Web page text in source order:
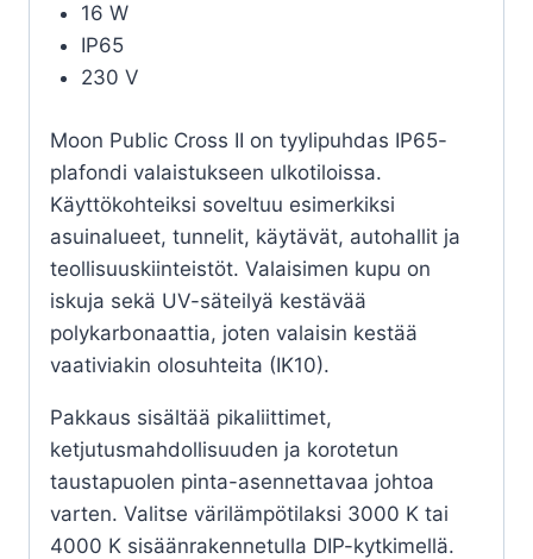
16 W
IP65
230 V
Moon Public Cross II on tyylipuhdas IP65-
plafondi valaistukseen ulkotiloissa.
Käyttökohteiksi soveltuu esimerkiksi
asuinalueet, tunnelit, käytävät, autohallit ja
teollisuuskiinteistöt. Valaisimen kupu on
iskuja sekä UV-säteilyä kestävää
polykarbonaattia, joten valaisin kestää
vaativiakin olosuhteita (IK10).
Pakkaus sisältää pikaliittimet,
ketjutusmahdollisuuden ja korotetun
taustapuolen pinta-asennettavaa johtoa
varten. Valitse värilämpötilaksi 3000 K tai
4000 K sisäänrakennetulla DIP-kytkimellä.